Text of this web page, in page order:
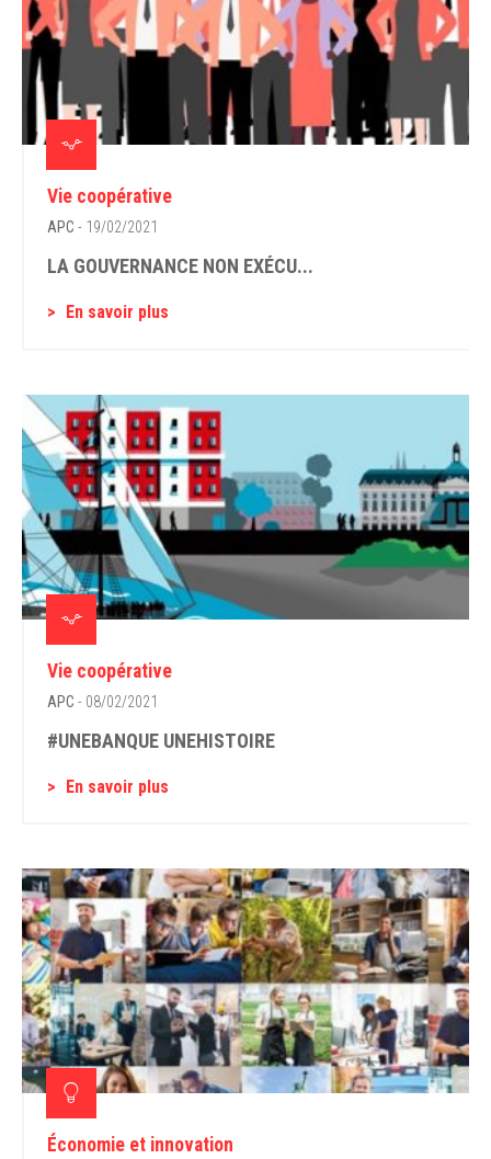
Vie coopérative
APC - 19/02/2021
LA GOUVERNANCE NON EXÉCU...
En savoir plus
Vie coopérative
APC - 08/02/2021
#UNEBANQUE UNEHISTOIRE
En savoir plus
Économie et innovation